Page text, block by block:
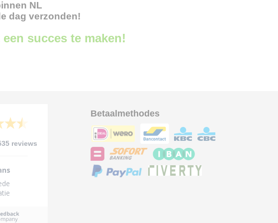
NL
dag verzonden!
succes te maken!
reviews
Betaalmethodes